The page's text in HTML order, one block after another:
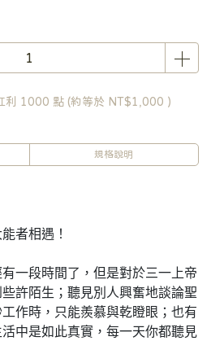
利 1000 點 (約等於 NT$1,000 )
規格說明
者相遇！
一段時間了，但是對於三一上帝
許陌生；聽見別人興奮地談論聖
作時，只能羨慕與乾瞪眼；也有
中是如此真實，每一天你都聽見